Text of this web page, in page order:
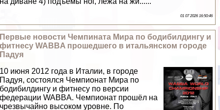
01 07 2026 16:50:46
Первые новости Чемпината Мира по бодибилдингу и
фитнесу WABBA прошедшего в итальянском городе
Падуя
10 июня 2012 года в Италии, в городе
Падуя, состоялся Чемпионат Мира по
бодибилдингу и фитнесу по версии
федерации WABBA. Чемпионат прошёл на
чрезвычайно высоком уровне. По